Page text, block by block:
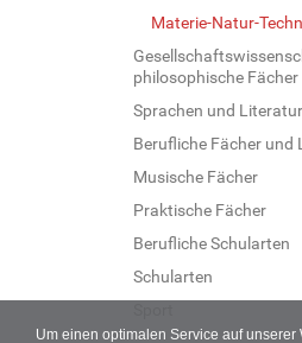
Um einen optimalen Service auf
Materie-Natur-
philosophische Fächer
Sprachen und Literatur
Berufliche Fächer und
Musische Fächer
Praktische Fächer
Berufliche Schularten
Schularten